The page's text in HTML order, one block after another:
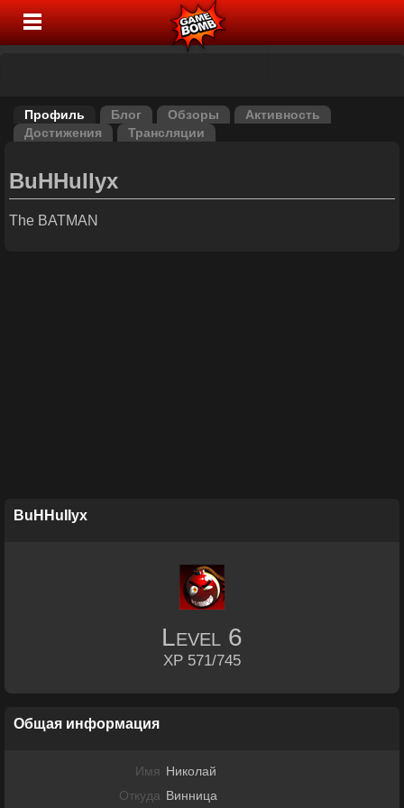
Профиль Блог Обзоры
Активность
Достижения
Трансляции
BuHHuIIyx
The BATMAN
BuHHuIIyx
Level 6
XP 571/745
Общая информация
Имя Николай
Откуда Винница